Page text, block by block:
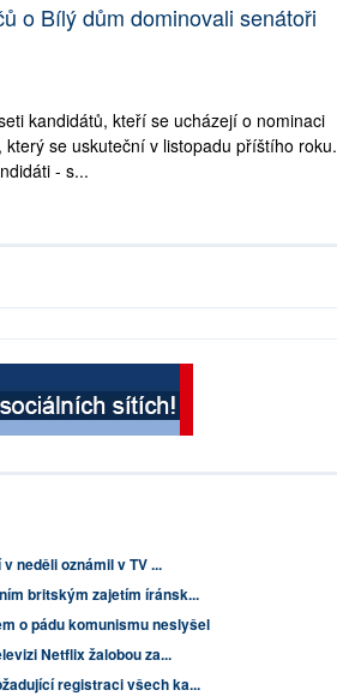
o Bílý dům dominovali senátoři
kandidátů, kteří se ucházejí o nominaci
se uskuteční v listopadu příštího roku.
- s...
neděli oznámil v TV ...
britským zajetím íránsk...
o pádu komunismu neslyšel
Netflix žalobou za...
registraci všech ka...